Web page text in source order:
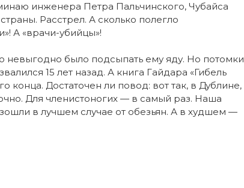
инженера Петра Пальчинского, Чубайса
Расстрел. А сколько полегло
А «врачи-убийцы»!
было подсыпать ему яду. Но потомки
15 лет назад. А книга Гайдара «Гибель
конца. Достаточен ли повод: вот так, в Дублине,
Для членистоногих — в самый раз. Наша
в лучшем случае от обезьян. А в худшем —